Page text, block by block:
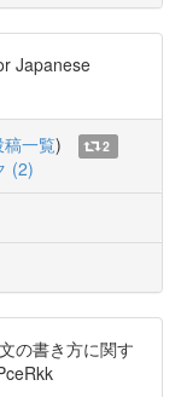
Japanese
稿一覧)
2
(2)
の書き方に関す